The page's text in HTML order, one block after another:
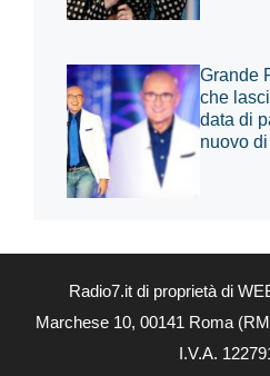
Grande
che
data di
nuovo
Radio7.it di proprietà di
Marchese 10, 00141 Roma
I.V.A.